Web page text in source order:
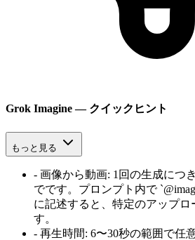
Grok Imagine — クイックヒント
もっと見る
- 画像から動画: 1回の生成につ
でです。プロンプト内で
に記述すると、特定のアップロ
す。
- 再生時間: 6〜30秒の範囲で任